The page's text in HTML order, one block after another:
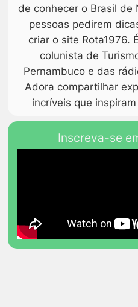
de conhecer o Brasil de
pessoas pedirem
criar o site Rota1976.
colunista de
Pernambuco e das
Adora compartilhar
incríveis que
Inscreva-se